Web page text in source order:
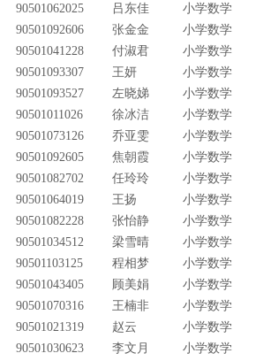
90501062025
吕东佳 小学数学
90501092606
张金金 小学数学
90501041228
付淑君 小学数学
90501093307
王妍 小学数学
90501093527
左晓娣 小学数学
90501011026
徐冰洁 小学数学
90501073126
乔亚雯 小学数学
90501092605
焦朝霞 小学数学
90501082702
任玲玲 小学数学
90501064019
王扬 小学数学
90501082228
张怡静 小学数学
90501034512
梁雪晴 小学数学
90501103125
程相梦 小学数学
90501043405
顾美娟 小学数学
90501070316
王楠非 小学数学
90501021319
赵云 小学数学
90501030623
李文月 小学数学